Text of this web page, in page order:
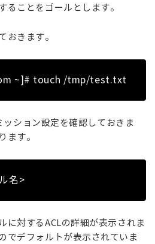
ることをゴールとします。
おきます。
~]# touch /tmp/test.txt
ション設定を確認しておきま
ます。
名>
に対するACLの詳細が表示されま
でデフォルトが表示されていま